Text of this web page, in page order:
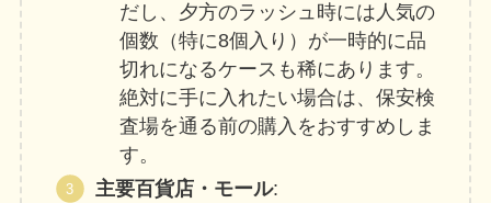
だし、夕方のラッシュ時には人気の
個数（特に8個入り）が一時的に品
切れになるケースも稀にあります。
絶対に手に入れたい場合は、保安検
査場を通る前の購入をおすすめしま
す。
主要百貨店・モール: